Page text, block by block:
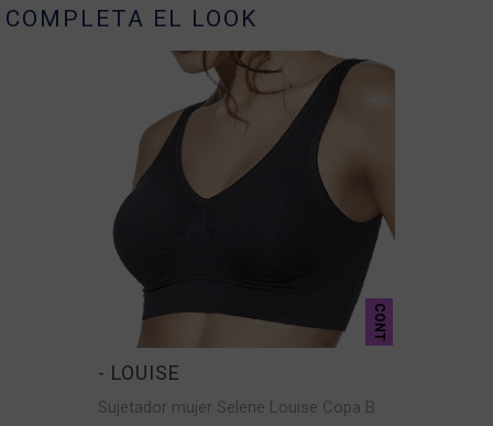
COMPLETA EL LOOK
CONT
- LOUISE
Sujetador mujer Selene Louise Copa B